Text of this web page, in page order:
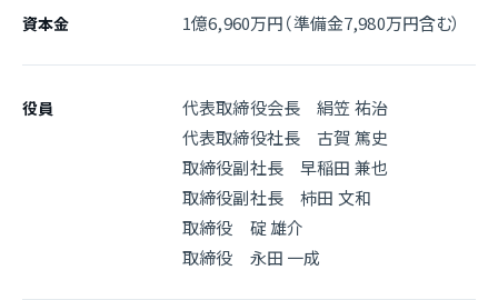
資本金 1億6,960万円（準備金7,980万円含む）
役員
代表取締役会長 絹笠 祐治
代表取締役社長 古賀 篤史
取締役副社長 早稲田 兼也
取締役副社長 柿田 文和
取締役 碇 雄介
取締役 永田 一成